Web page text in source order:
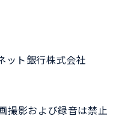
ット銀行株式会社
撮影および録音は禁止